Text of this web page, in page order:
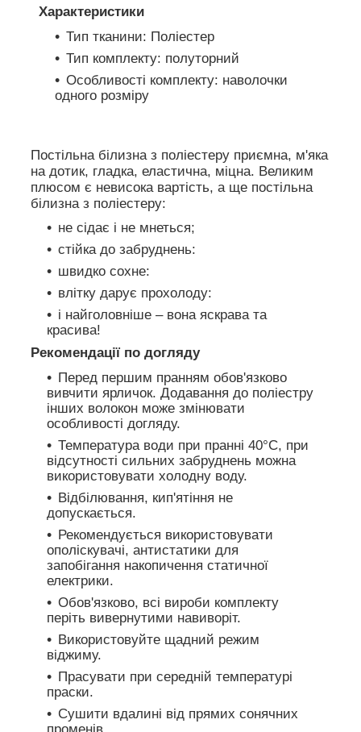
Характеристики
Тип тканини: Поліестер
Тип комплекту: полуторний
Особливості комплекту: наволочки
одного розміру
Постільна білизна з поліестеру приємна, м'яка
на дотик, гладка, еластична, міцна. Великим
плюсом є невисока вартість, а ще постільна
білизна з поліестеру:
не сідає і не мнеться;
стійка до забруднень:
швидко сохне:
влітку дарує прохолоду:
і найголовніше – вона яскрава та
красива!
Рекомендації по догляду
Перед першим пранням обов'язково
вивчити ярличок. Додавання до поліестру
інших волокон може змінювати
особливості догляду.
Температура води при пранні 40°C, при
відсутності сильних забруднень можна
використовувати холодну воду.
Відбілювання, кип'ятіння не
допускається.
Рекомендується використовувати
ополіскувачі, антистатики для
запобігання накопичення статичної
електрики.
Обов'язково, всі вироби комплекту
періть вивернутими навиворіт.
Використовуйте щадний режим
віджиму.
Прасувати при середній температурі
праски.
Сушити вдалині від прямих сонячних
променів.